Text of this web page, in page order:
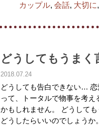
カップル, 会話, 大切に,
どうしてもうまく
2018.07.24
どうしても告白できない…
って、トータルで物事を考
かもしれません。 どうして
どうしたらいいのでしょう